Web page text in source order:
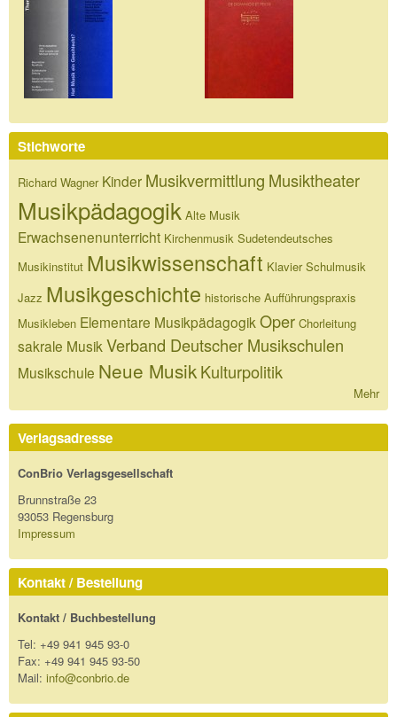
Stichworte
Richard Wagner Kinder Musikvermittlung Musiktheater
Musikpädagogik Alte Musik
Erwachsenenunterricht Kirchenmusik Sudetendeutsches
Musikinstitut Musikwissenschaft Klavier Schulmusik
Jazz Musikgeschichte historische Aufführungspraxis
Musikleben Elementare Musikpädagogik Oper Chorleitung
sakrale Musik Verband Deutscher Musikschulen
Musikschule Neue MusikKulturpolitik
Mehr
Verlagsadresse
ConBrio Verlagsgesellschaft
Brunnstraße 23
93053 Regensburg
Impressum
Kontakt / Bestellung
Kontakt / Buchbestellung
Tel: +49 941 945 93-0
Fax: +49 941 945 93-50
Mail: info@conbrio.de